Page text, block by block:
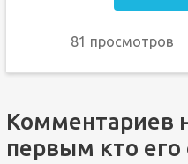
81 просмотров
Комментариев
первым кто его